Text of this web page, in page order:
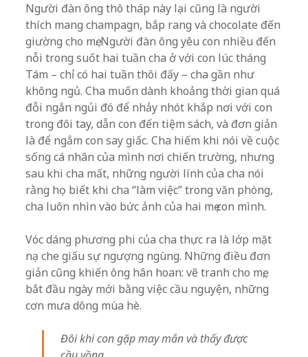
Người đàn ông thô tháp này lại cũng là người
thích mang champagn, bắp rang và chocolate đến
giường cho mẹ. Người đàn ông yêu con nhiều đến
nỗi trong suốt hai tuần cha ở với con lúc tháng
Tám – chỉ có hai tuần thôi đấy – cha gần như
không ngủ. Cha muốn dành khoảng thời gian quá
đỗi ngắn ngủi đó để nhảy nhót khắp nơi với con
trong đôi tay, dẫn con đến tiệm sách, và đơn giản
là để ngắm con say giấc. Cha hiếm khi nói về cuộc
sống cá nhân của mình nơi chiến trường, nhưng
sau khi cha mất, những người lính của cha nói
rằng họ biết khi cha “làm việc” trong văn phòng,
cha luôn nhìn vào bức ảnh của hai mẹ con mình.
Vóc dáng phương phi của cha thực ra là lớp mặt
nạ che giấu sự ngượng ngùng. Những điều đơn
giản cũng khiến ông hân hoan: vẽ tranh cho mẹ,
bắt đầu ngày mới bằng việc cầu nguyện, những
cơn mưa dông mùa hè.
Đôi khi con gặp may mắn và thấy được